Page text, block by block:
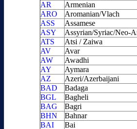
AR
Armenian
ARO
Aromanian/Vlach
ASS
Assamese
ASY
Assyrian/Syriac/Neo-
ATS
Atsi / Zaiwa
AV
Avar
AW
Awadhi
AY
Aymara
AZ
Azeri/Azerbaijani
BAD
Badaga
BGL
Bagheli
BAG
Bagri
BHN
Bahnar
BAI
Bai